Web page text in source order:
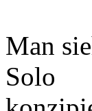
Man
Solo